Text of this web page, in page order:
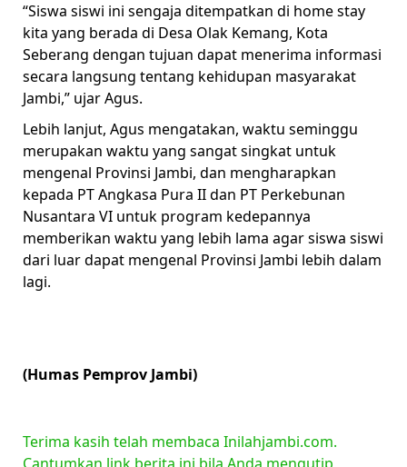
“Siswa siswi ini sengaja ditempatkan di home stay
kita yang berada di Desa Olak Kemang, Kota
Seberang dengan tujuan dapat menerima informasi
secara langsung tentang kehidupan masyarakat
Jambi,” ujar Agus.
Lebih lanjut, Agus mengatakan, waktu seminggu
merupakan waktu yang sangat singkat untuk
mengenal Provinsi Jambi, dan mengharapkan
kepada PT Angkasa Pura II dan PT Perkebunan
Nusantara VI untuk program kedepannya
memberikan waktu yang lebih lama agar siswa siswi
dari luar dapat mengenal Provinsi Jambi lebih dalam
lagi.
(Humas Pemprov Jambi)
Terima kasih telah membaca Inilahjambi.com.